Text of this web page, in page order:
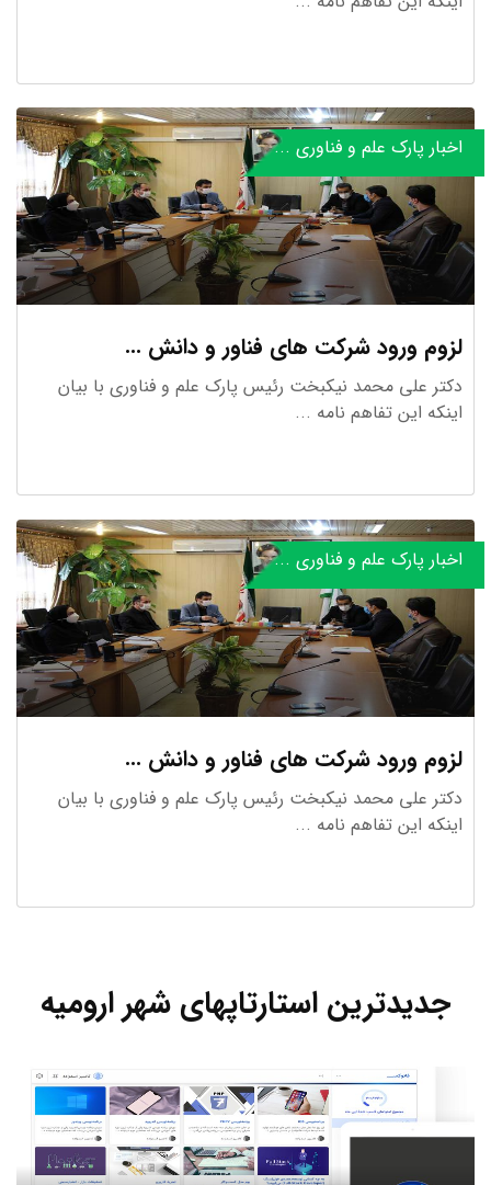
اخبار پارک علم و فناوری ...
لزوم ورود شرکت های فناور و دانش ...
دکتر علی محمد نیکبخت رئیس پارک علم و فناوری با بیان
اینکه این تفاهم نامه ...
اخبار پارک علم و فناوری ...
لزوم ورود شرکت های فناور و دانش ...
دکتر علی محمد نیکبخت رئیس پارک علم و فناوری با بیان
اینکه این تفاهم نامه ...
جدیدترین استارتاپهای شهر ارومیه